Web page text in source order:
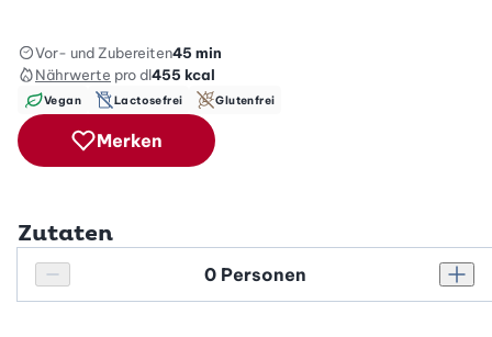
Vor- und Zubereiten45 min
Nährwerte pro dl455 kcal
Vegan Lactosefrei Glutenfrei
Merken
Zutaten
Personenanzahl verringern
Personenanzahl